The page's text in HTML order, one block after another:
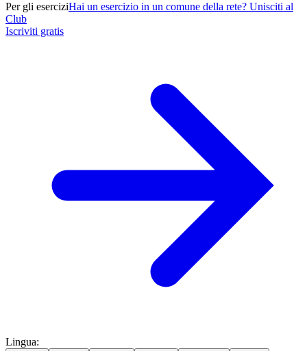
Per gli eserciziHai un esercizio in un comune della rete? Unisciti al
Club
Iscriviti gratis
Lingua: